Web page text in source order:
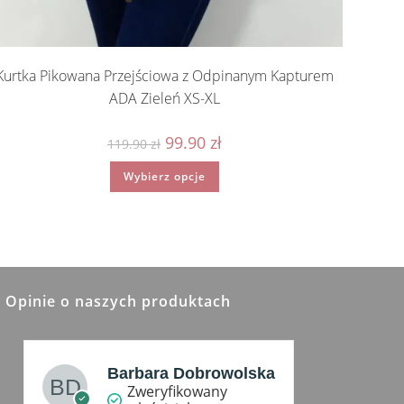
Pikowana Przejściowa z Odpinanym Kapturem
ADA Zieleń XS-XL
119.90zł Pierwotna
cena
wynosiła:
119.90 zł.
99.90złAktualna
Wybierz opcje
Ten
ma
na
produktu
Opinie o naszych produktach
Barbara Dobrowolska
Zweryfikowany